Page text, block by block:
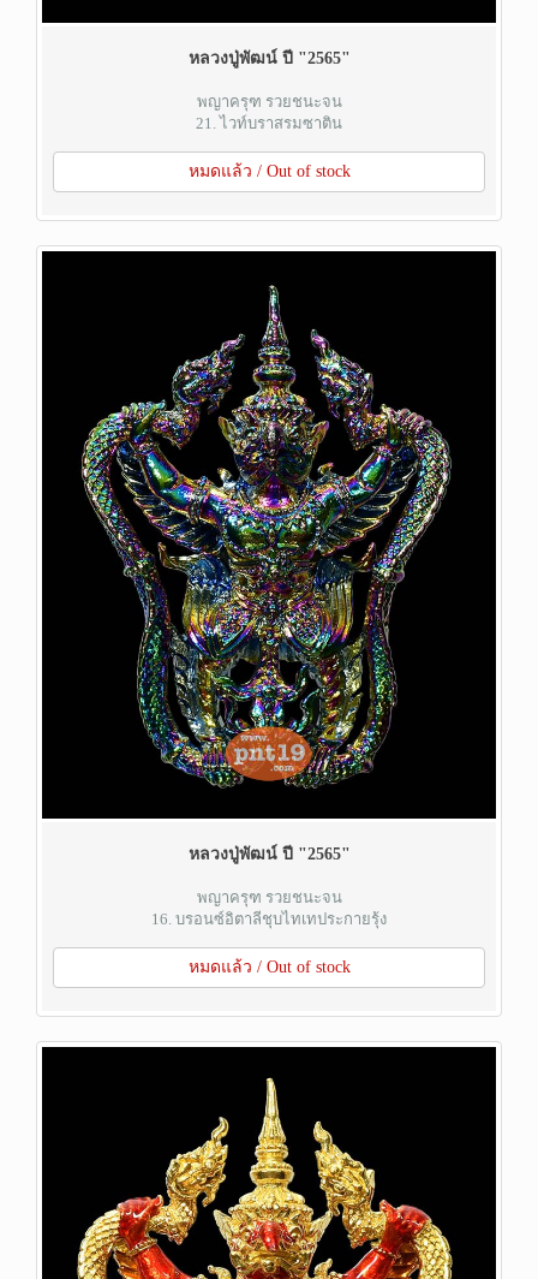
หลวงปู่พัฒน์ ปี "2565"
พญาครุฑ รวยชนะจน
21. ไวท์บราสรมซาติน
หมดแล้ว / Out of stock
หลวงปู่พัฒน์ ปี "2565"
พญาครุฑ รวยชนะจน
16. บรอนซ์อิตาลีชุบไทเทประกายรุ้ง
หมดแล้ว / Out of stock